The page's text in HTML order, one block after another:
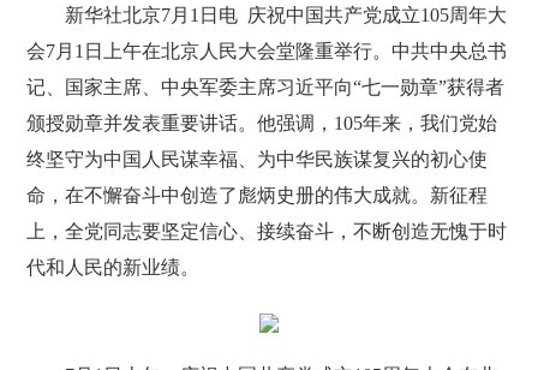
新华社北京7月1日电 庆祝中国共产党成立105周年大
会7月1日上午在北京人民大会堂隆重举行。中共中央总书
记、国家主席、中央军委主席习近平向“七一勋章”获得者
颁授勋章并发表重要讲话。他强调，105年来，我们党始
终坚守为中国人民谋幸福、为中华民族谋复兴的初心使
命，在不懈奋斗中创造了彪炳史册的伟大成就。新征程
上，全党同志要坚定信心、接续奋斗，不断创造无愧于时
代和人民的新业绩。